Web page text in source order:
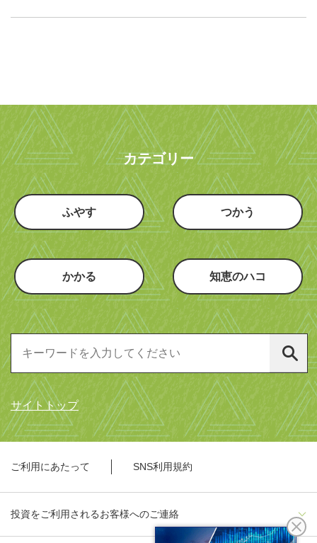
カテゴリー
ふやす つかう
かかる 知恵のハコ
サイトトップ
ご利用にあたって SNS利用規約
投資をご利用されるお客様へのご連絡